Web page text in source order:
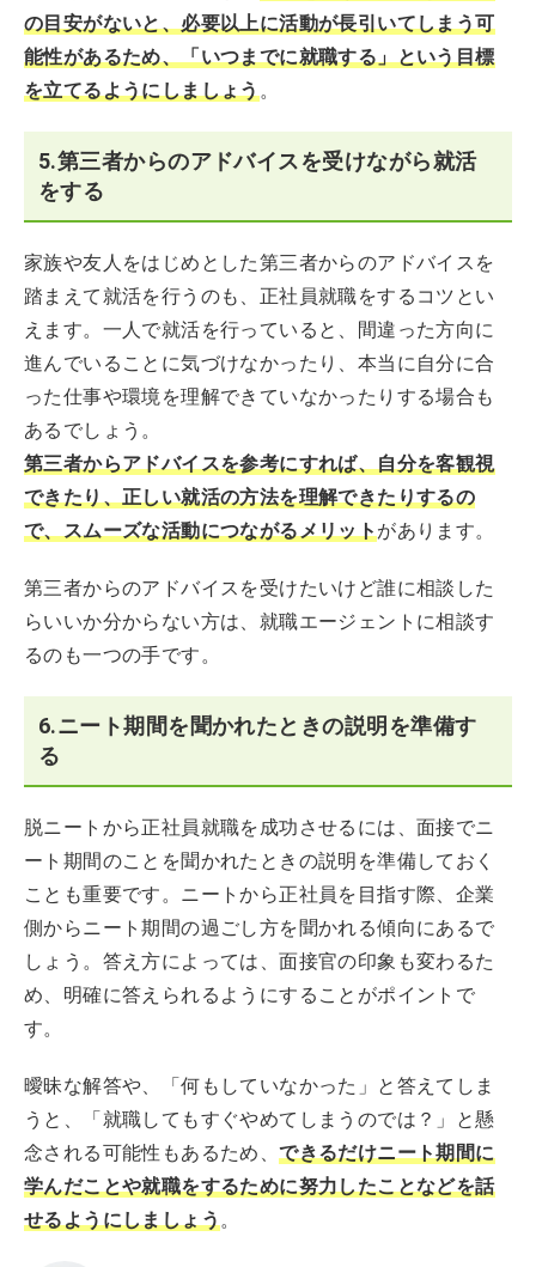
の目安がないと、必要以上に活動が長引いてしまう可
能性があるため、「いつまでに就職する」という目標
を立てるようにしましょう 。
5.第三者からのアドバイスを受けながら就活
をする
家族や友人をはじめとした第三者からのアドバイスを
踏まえて就活を行うのも、正社員就職をするコツとい
えます。一人で就活を行っていると、間違った方向に
進んでいることに気づけなかったり、本当に自分に合
った仕事や環境を理解できていなかったりする場合も
あるでしょう。
第三者からアドバイスを参考にすれば、自分を客観視
できたり、正しい就活の方法を理解できたりするの
で、スムーズな活動につながるメリット があります。
第三者からのアドバイスを受けたいけど誰に相談した
らいいか分からない方は、就職エージェントに相談す
るのも一つの手です。
6.ニート期間を聞かれたときの説明を準備す
る
脱ニートから正社員就職を成功させるには、面接でニ
ート期間のことを聞かれたときの説明を準備しておく
ことも重要です。ニートから正社員を目指す際、企業
側からニート期間の過ごし方を聞かれる傾向にあるで
しょう。答え方によっては、面接官の印象も変わるた
め、明確に答えられるようにすることがポイントで
す。
曖昧な解答や、「何もしていなかった」と答えてしま
うと、「就職してもすぐやめてしまうのでは？」と懸
念される可能性もあるため、できるだけニート期間に
学んだことや就職をするために努力したことなどを話
せるようにしましょう 。